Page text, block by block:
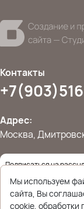
Контакты
Адрес:
Москва,
Даю согласие на
© 2026 Ettoplus.ru — Все
Политика
Мы используем
сайта, Вы
cookie, обработки